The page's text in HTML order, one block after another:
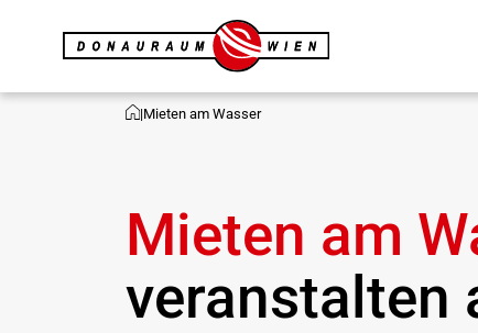
|Mieten am Wasser
Mieten am
veranstalten